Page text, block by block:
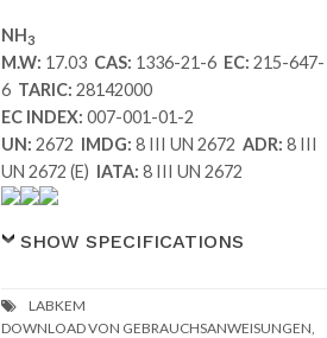
NH 3
M.W: 17.03 CAS: 1336-21-6 EC:215-647-
6 TARIC:28142000
EC INDEX:007-001-01-2
UN:2672 IMDG:8 III UN 2672ADR:8 III
UN 2672 (E)
IATA:8 III UN 2672
SHOW SPECIFICATIONS
DOWNLOAD VON GEBRAUCHSANWEISUNGEN,